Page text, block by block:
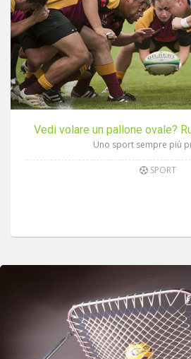
Vedi volare un pallone ovale?
Uno sport sempre più
SPORT